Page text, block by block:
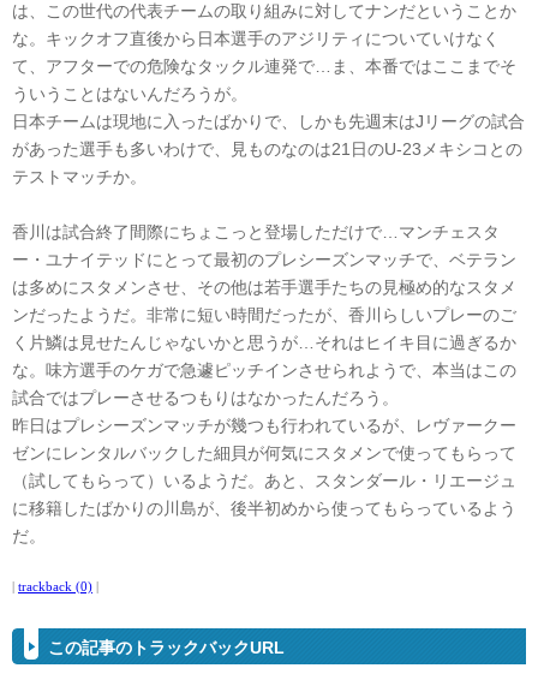
は、この世代の代表チームの取り組みに対してナンだということか
な。キックオフ直後から日本選手のアジリティについていけなく
て、アフターでの危険なタックル連発で…ま、本番ではここまでそ
ういうことはないんだろうが。
日本チームは現地に入ったばかりで、しかも先週末はJリーグの試合
があった選手も多いわけで、見ものなのは21日のU-23メキシコとの
テストマッチか。
香川は試合終了間際にちょこっと登場しただけで…マンチェスタ
ー・ユナイテッドにとって最初のプレシーズンマッチで、ベテラン
は多めにスタメンさせ、その他は若手選手たちの見極め的なスタメ
ンだったようだ。非常に短い時間だったが、香川らしいプレーのご
く片鱗は見せたんじゃないかと思うが…それはヒイキ目に過ぎるか
な。味方選手のケガで急遽ピッチインさせられようで、本当はこの
試合ではプレーさせるつもりはなかったんだろう。
昨日はプレシーズンマッチが幾つも行われているが、レヴァークー
ゼンにレンタルバックした細貝が何気にスタメンで使ってもらって
（試してもらって）いるようだ。あと、スタンダール・リエージュ
に移籍したばかりの川島が、後半初めから使ってもらっているよう
だ。
| trackback (0) |
この記事のトラックバックURL